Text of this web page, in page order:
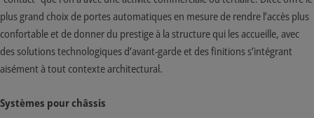
plus grand choix de portes automatiques en mesure de rendre l’accès plus
confortable et de donner du prestige à la structure qui les accueille, avec
des solutions technologiques d’avant-garde et des finitions s’intégrant
aisément à tout contexte architectural.
Systèmes pour châssis